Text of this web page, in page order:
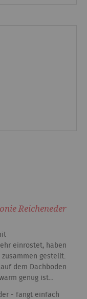
Reicheneder
einrostet, haben
gestellt.
dem Dachboden
genug ist...
- fangt einfach